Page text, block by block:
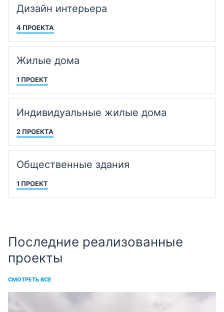
Дизайн интерьера
4 ПРОЕКТА
Жилые дома
1 ПРОЕКТ
Индивидуальные жилые дома
2 ПРОЕКТА
Общественные здания
1 ПРОЕКТ
Последние реализованные
проекты
СМОТРЕТЬ ВСЕ